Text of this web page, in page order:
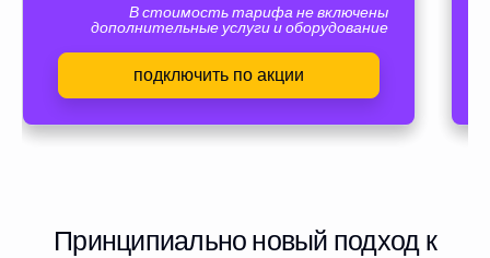
В стоимость тарифа не включены
дополнительные услуги и оборудование
подключить по акции
Принципиально новый подход к